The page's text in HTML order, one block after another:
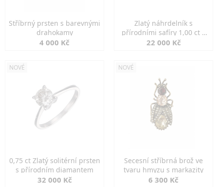
Stříbrný prsten s barevnými
drahokamy
4 000 Kč
Zlatý náhrdelník s
přírodními safíry 1,00 ct a
diamanty
22 000 Kč
NOVÉ
0,75 ct Zlatý solitérní prsten
s přírodním diamantem
32 000 Kč
NOVÉ
Secesní stříbrná brož ve
tvaru hmyzu s markazity
6 300 Kč